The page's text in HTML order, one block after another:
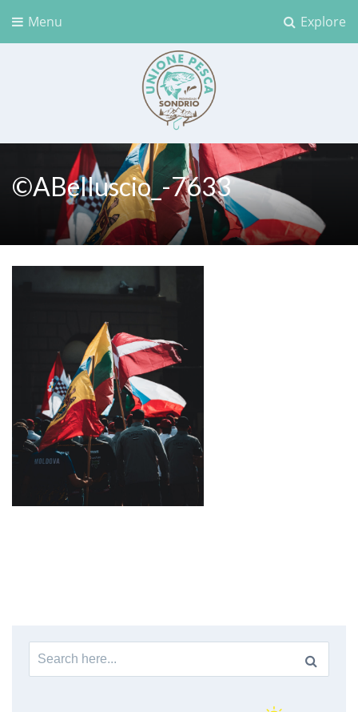
Explore
Menu
Unione Pesca Sondrio
©ABelluscio_-7633
Search
for: